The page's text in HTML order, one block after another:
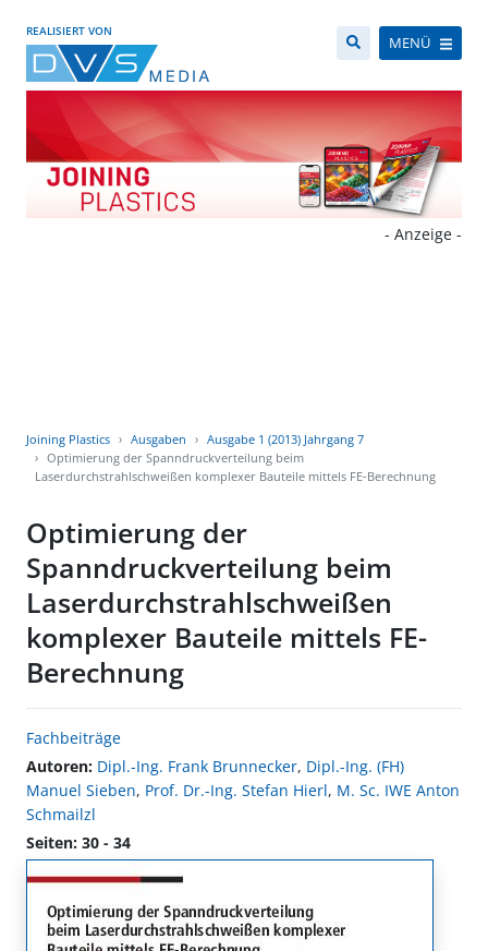
REALISIERT VON
MENÜ
- Anzeige -
Joining Plastics Ausgaben
Ausgabe 1 (2013) Jahrgang 7
Optimierung der Spanndruckverteilung beim
Laserdurchstrahlschweißen komplexer Bauteile mittels FE-Berechnung
Optimierung der
Spanndruckverteilung beim
Laserdurchstrahlschweißen
komplexer Bauteile mittels FE-
Berechnung
Fachbeiträge
Autoren: Dipl.-Ing. Frank Brunnecker, Dipl.-Ing. (FH)
Manuel Sieben, Prof. Dr.-Ing. Stefan Hierl, M. Sc. IWE Anton
Schmailzl
Seiten: 30 - 34